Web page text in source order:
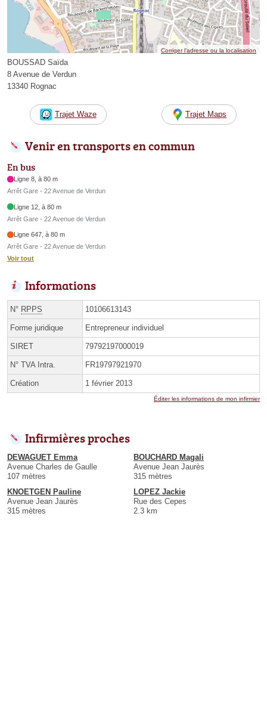
Corriger l’adresse ou la localisation
BOUSSAD Saïda
8 Avenue de Verdun
13340 Rognac
Trajet Waze Trajet Maps
Venir en transports en commun
En bus
Ligne 8, à 80 m
Arrêt Gare - 22 Avenue de Verdun
Ligne 12, à 80 m
Arrêt Gare - 22 Avenue de Verdun
Ligne 647, à 80 m
Arrêt Gare - 22 Avenue de Verdun
Voir tout
Informations
N° RPPS 10106613143
Forme juridique Entrepreneur individuel
SIRET 79792197000019
N° TVA Intra. FR19797921970
Création 1 février 2013
Éditer les informations de mon infirmier
Infirmières proches
DEWAGUET Emma
Avenue Charles de Gaulle
107 mètres
BOUCHARD Magali
Avenue Jean Jaurès
315 mètres
KNOETGEN Pauline
Avenue Jean Jaurès
315 mètres
LOPEZ Jackie
Rue des Cepes
2.3 km